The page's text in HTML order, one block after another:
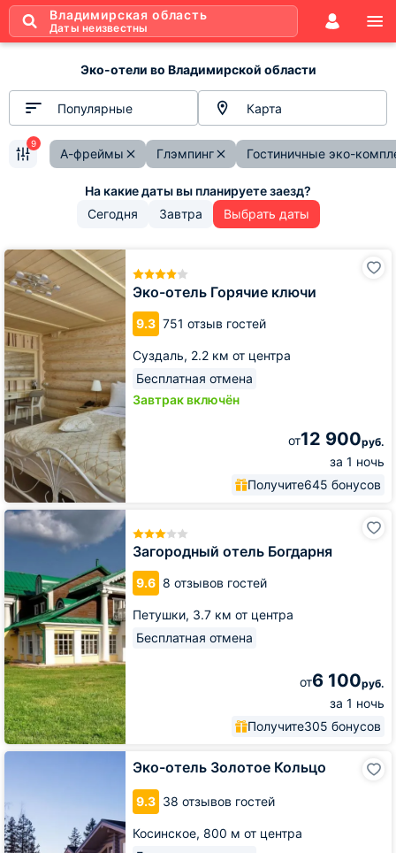
Владимирская область
Даты неизвестны
Эко-отели во Владимирской области
Популярные Карта
А-фреймы Глэмпинг Гостиничные эко-
9
Сегодня Завтра Выбрать даты
Эко-отель Горячие ключи
9.3 751 отзыв гостей
Суздаль, 2.2 км от центра
Бесплатная отмена
Завтрак включён
от12 900руб.
за 1 ночь
Получите645 бонусов
Эко-
отель
Горячие
ключи
Загородный отель Богдарня
9.6 8 отзывов гостей
Петушки, 3.7 км от центра
Бесплатная отмена
от6 100руб.
за 1 ночь
Получите305 бонусов
Загородный
отель
Эко-отель Золотое Кольцо
9.3 38 отзывов гостей
Косинское, 800 м от центра
Эко-
Кольцо